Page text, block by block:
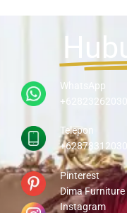
WhatsApp
Telepon
Pinterest
Dima Furniture
Instagram